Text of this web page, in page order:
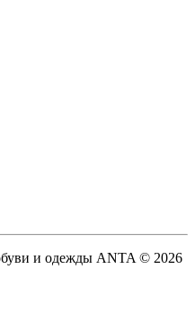
и одежды ANTA © 2026